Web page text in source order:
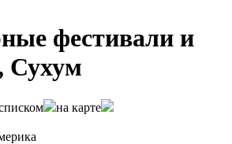
фестивали и
Сухум
на карте